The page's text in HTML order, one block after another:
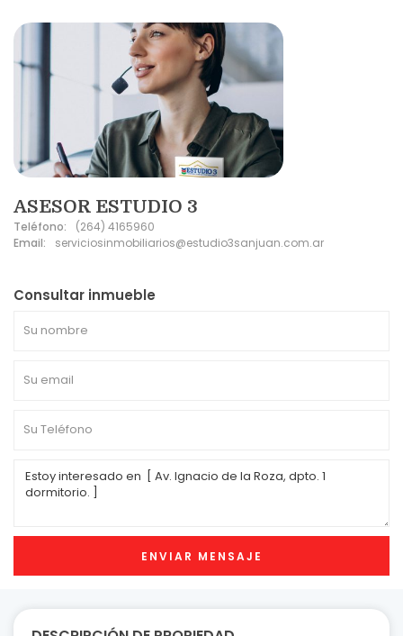
ASESOR ESTUDIO 3
Teléfono:
(264) 4165960
Email:
serviciosinmobiliarios@estudio3sanjuan.com.ar
Consultar inmueble